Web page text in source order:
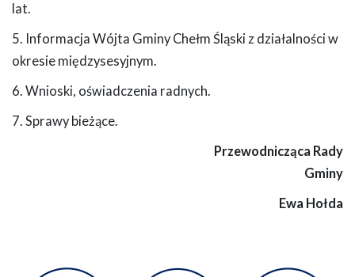
lat.
5. Informacja Wójta Gminy Chełm Śląski z działalności w
okresie międzysesyjnym.
6. Wnioski, oświadczenia radnych.
7. Sprawy bieżące.
Przewodnicząca Rady
Gminy
Ewa Hołda